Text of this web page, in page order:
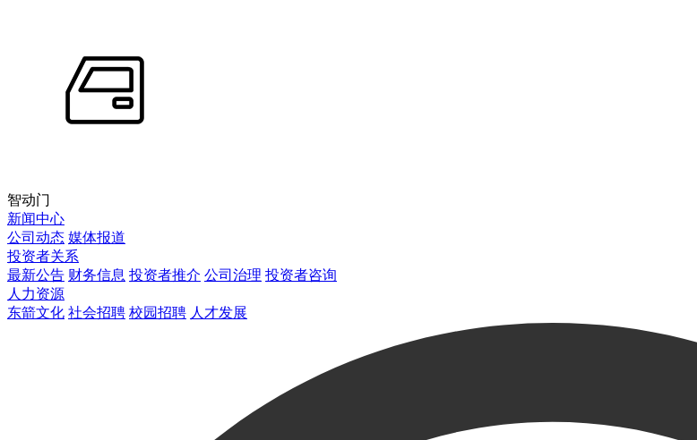
智动门
新闻中心
公司动态 媒体报道
投资者关系
最新公告 财务信息 投资者推介 公司治理 投资者咨询
人力资源
东箭文化 社会招聘 校园招聘 人才发展